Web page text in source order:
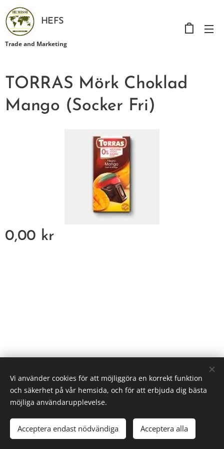
HEFS
Trade and Marketing
TORRAS Mörk Choklad
Mango (Socker Fri)
0,00 kr
Lägg i kundvagnen
HEFS
Cookies
Vi använder cookies för att möjliggöra en korrekt funktion
och säkerhet på vår hemsida, och för att erbjuda dig bästa
möjliga användarupplevelse.
Acceptera endast nödvändiga Acceptera alla